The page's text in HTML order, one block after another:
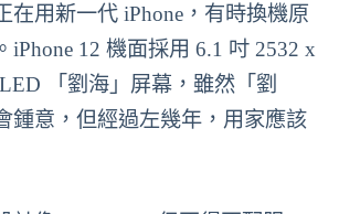
在用新一代 iPhone，有時換機原
iPhone 12 機面採用 6.1 吋 2532 x
「劉海」屏幕，雖然「劉
鍾意，但經過左幾年，用家應該